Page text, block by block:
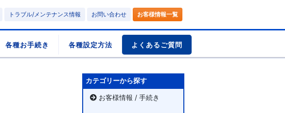
トラブル/メンテナンス情報 お問い合わせ お客様情報一覧
各種お手続き 各種設定方法 よくあるご質問
カテゴリーから探す
お客様情報 / 手続き